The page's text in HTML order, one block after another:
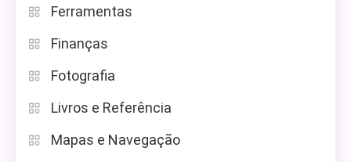
Ferramentas
Finanças
Fotografia
Livros e Referência
Mapas e Navegação